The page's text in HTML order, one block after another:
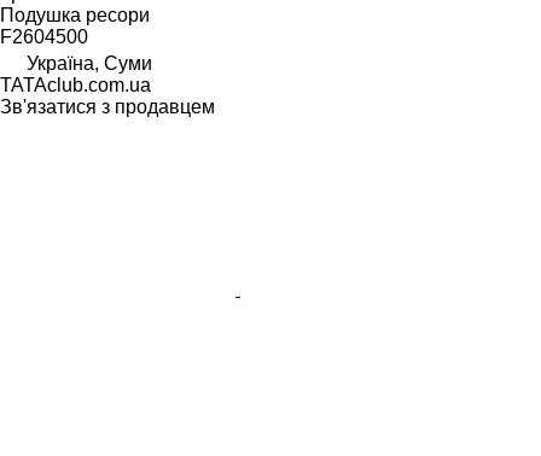
Подушка ресори
F2604500
Україна, Суми
TATAclub.com.ua
Зв'язатися з продавцем